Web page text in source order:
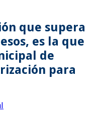
que supera
es la que
de
para